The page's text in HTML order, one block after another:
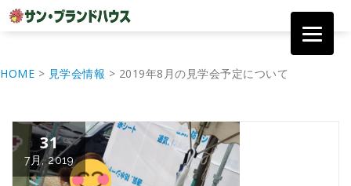
テ
HOME > 見学会情報 > 2019年8月の見学会予定について
31
7月, 2019